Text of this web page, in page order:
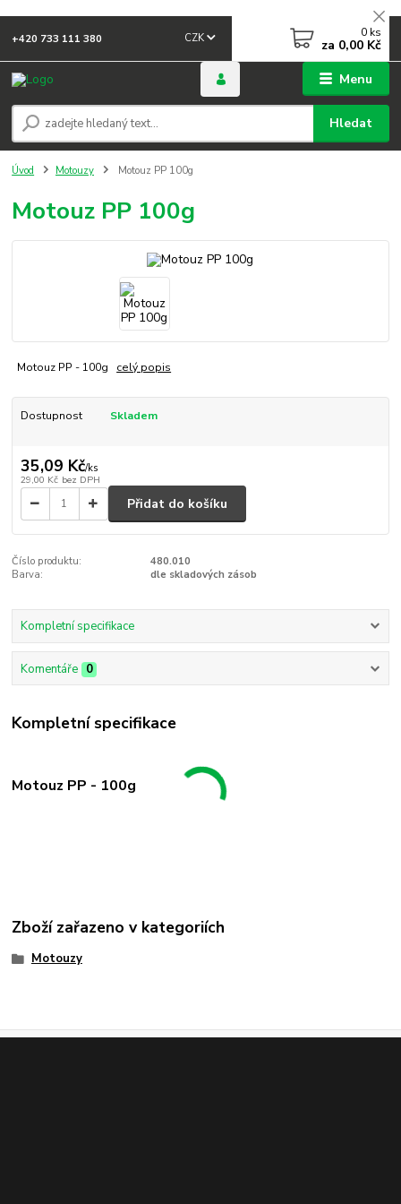
Menu
CZK
Hledat
+420 733 111 380 0 ks
za 0,00 Kč
Úvod Motouzy Motouz PP 100g
Motouz PP 100g
Motouz PP - 100g celý popis
Dostupnost Skladem
35,09 Kč/ks
29,00 Kč bez DPH
Přidat do košíku
Číslo produktu:
480.010
Barva:
dle skladových zásob
Kompletní specifikace
Komentáře 0
Kompletní specifikace
Motouz PP - 100g
Zboží zařazeno v kategoriích
Motouzy